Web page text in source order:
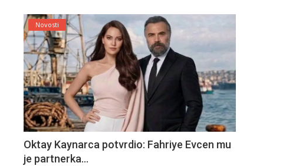
Novosti
Oktay Kaynarca potvrdio: Fahriye Evcen mu
je partnerka...